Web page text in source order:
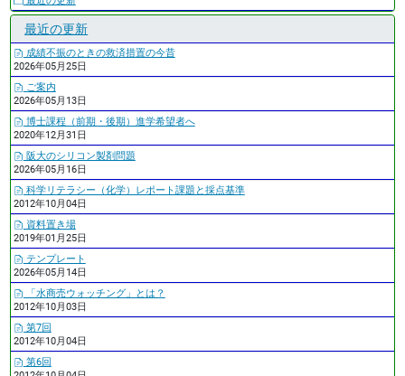
最近の更新
成績不振のときの救済措置の今昔
2026年05月25日
ご案内
2026年05月13日
博士課程（前期・後期）進学希望者へ
2020年12月31日
阪大のシリコン製剤問題
2026年05月16日
科学リテラシー（化学）レポート課題と採点基準
2012年10月04日
資料置き場
2019年01月25日
テンプレート
2026年05月14日
「水商売ウォッチング」とは？
2012年10月03日
第7回
2012年10月04日
第6回